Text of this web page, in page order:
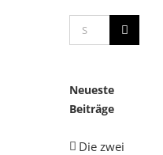
Suche
nach:
Neueste
Beiträge
Die zwei